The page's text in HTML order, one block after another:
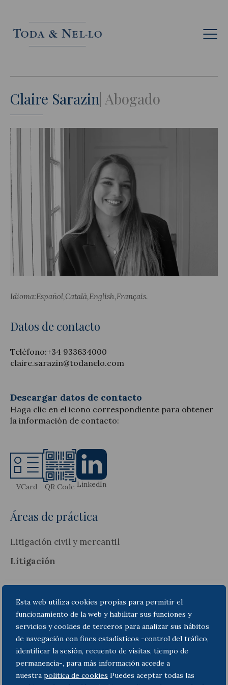
Esta web utiliza cookies propias para permitir el
funcionamiento de la web y habilitar sus funciones y
servicios y cookies de terceros para analizar sus hábitos
de navegación con fines estadísticos -control del tráfico,
identificar la sesión, recuento de visitas, tiempo de
permanencia-, para más información accede a
nuestra politica de cookies Puedes aceptar todas las
Esp
Claire Sarazin Abogado
Idioma:Español Català English Français
Datos de contacto
Teléfono:+34 933634000
claire.sarazin@todanelo.com
Descargar datos de contacto
Haga clic en el icono correspondiente para obtener
la información de contacto:
VCard QR Code LinkedIn
Áreas de práctica
Litigación civil y mercantil
Litigación
Información
Abogada del área de Derecho Procesal y Arbitraje
de Toda & Nel-lo, especializada en litigación civil y
mercantil.
Graduada en derecho por la Universidad Abat